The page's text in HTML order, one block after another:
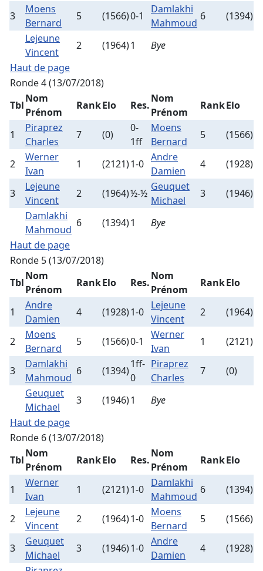
3
Moens
Bernard
5 (1566)0-1
Damlakhi
Mahmoud
6
(1394)
Lejeune
Vincent
2 (1964)1
Bye
Haut de page
Ronde 4 (13/07/2018)
Tbl
Nom
Prénom
RankElo Res.
Nom
Prénom
RankElo
1
Piraprez
Charles
7 (0)
0-
1ff
Moens
Bernard
5 (1566)
2
Werner
Ivan
1 (2121)1-0
Andre
Damien
4 (1928)
3
Lejeune
Vincent
2 (1964)½-½
Geuquet
Michael
3
(1946)
Damlakhi
Mahmoud
6 (1394)1
Bye
Haut de page
Ronde 5 (13/07/2018)
Tbl
Nom
Prénom
RankElo Res.
Nom
Prénom
RankElo
1
Andre
Damien
4 (1928)1-0
Lejeune
Vincent
2 (1964)
2
Moens
Bernard
5 (1566)0-1
Werner
Ivan
1 (2121)
3
Damlakhi
Mahmoud
6 (1394)
1ff-
0
Piraprez
Charles
7
(0)
Geuquet
Michael
3 (1946)1
Bye
Haut de page
Ronde 6 (13/07/2018)
Tbl
Nom
Prénom
RankElo Res.
Nom
Prénom
RankElo
1
Werner
Ivan
1 (2121)1-0
Damlakhi
Mahmoud
6 (1394)
2
Lejeune
Vincent
2 (1964)1-0
Moens
Bernard
5 (1566)
3
Geuquet
Michael
3 (1946)1-0
Andre
Damien
4
(1928)